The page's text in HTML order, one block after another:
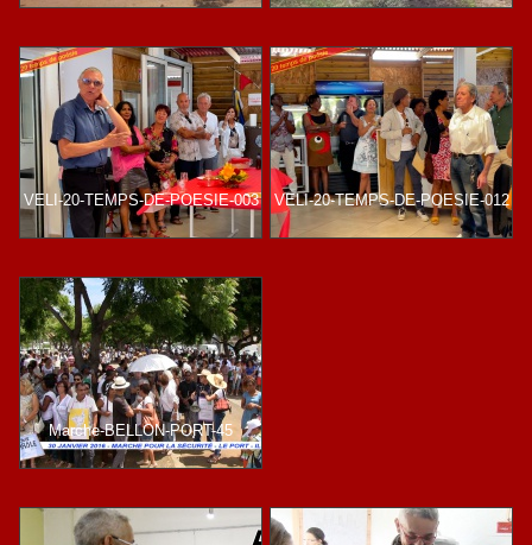
VELI-20-TEMPS-DE-POESIE-003 VELI-20-TEMPS-DE-POESIE-012
Marche-BELLON-PORT-45